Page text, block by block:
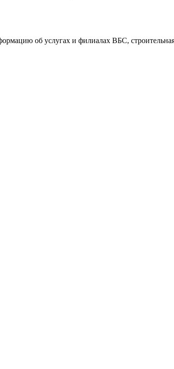
об услугах и филиалах ВБС,